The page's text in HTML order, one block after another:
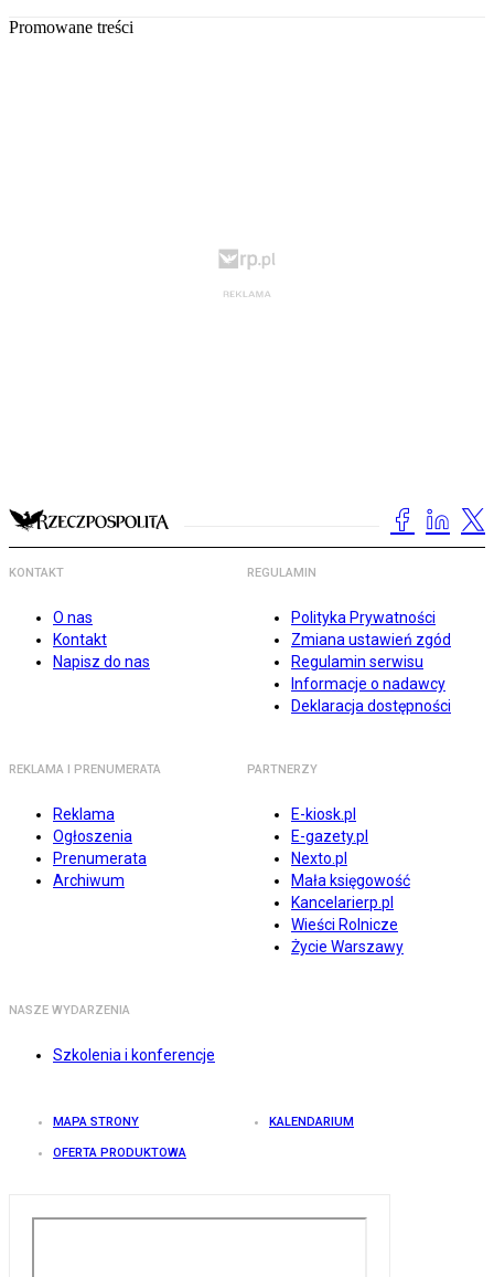
Promowane treści
KONTAKT
O nas
Kontakt
Napisz do nas
REGULAMIN
Polityka Prywatności
Zmiana ustawień zgód
Regulamin serwisu
Informacje o nadawcy
Deklaracja dostępności
REKLAMA I PRENUMERATA
Reklama
Ogłoszenia
Prenumerata
Archiwum
PARTNERZY
E-kiosk.pl
E-gazety.pl
Nexto.pl
Mała księgowość
Kancelarierp.pl
Wieści Rolnicze
Życie Warszawy
NASZE WYDARZENIA
Szkolenia i konferencje
MAPA STRONY KALENDARIUM
OFERTA PRODUKTOWA